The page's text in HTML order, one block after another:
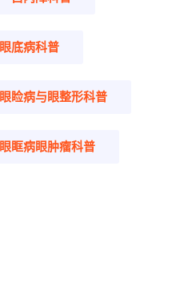
眼底病科普
眼睑病与眼整形科普
眼眶病眼肿瘤科普